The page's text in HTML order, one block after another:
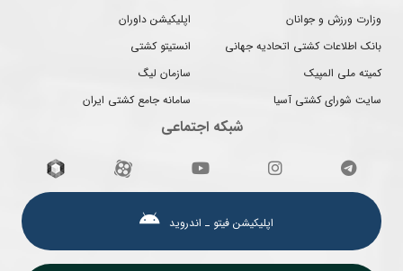
وزارت ورزش و جوانان
بانک اطلاعات کشتی اتحادیه جهانی
کمیته ملی المپیک
سایت شورای کشتی آسیا
اپلیکیشن داوران
انستیتو کشتی
سازمان لیگ
سامانه جامع کشتی ایران
شبکه اجتماعی
اپلیکیشن فیتو ـ اندروید